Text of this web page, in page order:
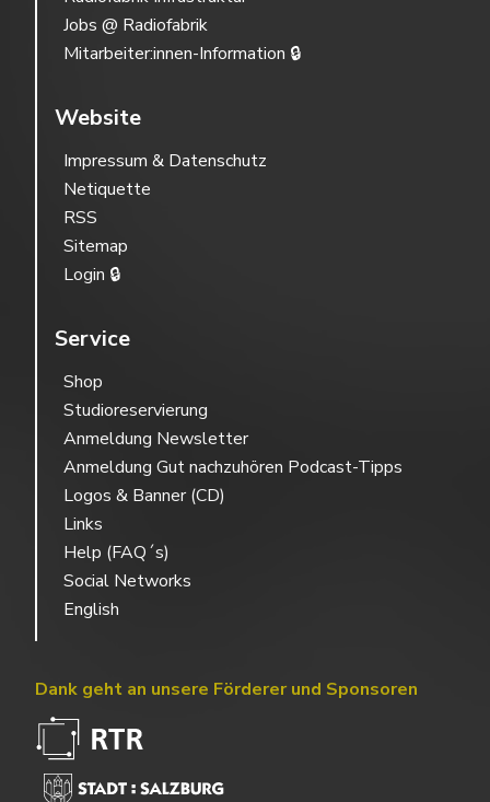
Jobs @ Radiofabrik
Mitarbeiter:innen-Information 🔒
Website
Impressum & Datenschutz
Netiquette
RSS
Sitemap
Login 🔒
Service
Shop
Studioreservierung
Anmeldung Newsletter
Anmeldung Gut nachzuhören Podcast-Tipps
Logos & Banner (CD)
Links
Help (FAQ´s)
Social Networks
English
Dank geht an unsere Förderer und Sponsoren